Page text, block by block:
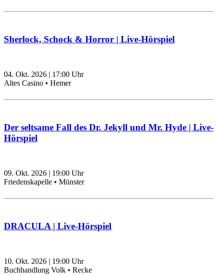
Sherlock, Schock & Horror | Live-Hörspiel
04. Okt. 2026 | 17:00 Uhr
Altes Casino • Hemer
Der seltsame Fall des Dr. Jekyll und Mr. Hyde | Live-
Hörspiel
09. Okt. 2026 | 19:00 Uhr
Friedenskapelle • Münster
DRACULA | Live-Hörspiel
10. Okt. 2026 | 19:00 Uhr
Buchhandlung Volk • Recke